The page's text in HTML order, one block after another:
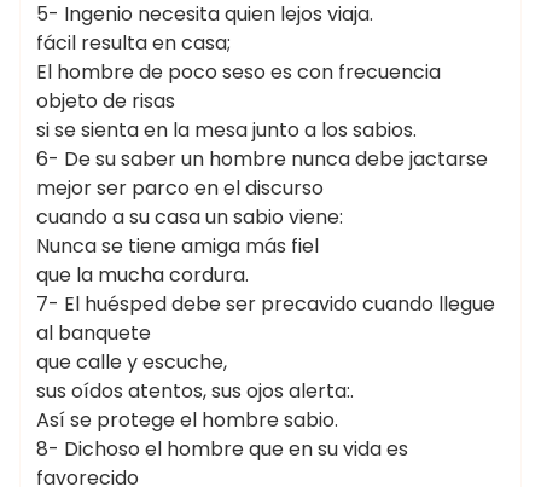
5- Ingenio necesita quien lejos viaja.
fácil resulta en casa;
El hombre de poco seso es con frecuencia
objeto de risas
si se sienta en la mesa junto a los sabios.
6- De su saber un hombre nunca debe jactarse
mejor ser parco en el discurso
cuando a su casa un sabio viene:
Nunca se tiene amiga más fiel
que la mucha cordura.
7- El huésped debe ser precavido cuando llegue
al banquete
que calle y escuche,
sus oídos atentos, sus ojos alerta:.
Así se protege el hombre sabio.
8- Dichoso el hombre que en su vida es
favorecido